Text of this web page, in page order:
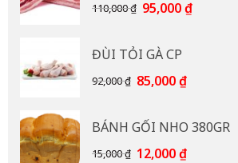
110,000₫ Giá
110,000 ₫.
95,000₫Giá
ĐÙI TỎI GÀ CP
92,000₫ Giá
92,000 ₫.
85,000₫Giá
là:
85,000 ₫.
BÁNH GỐI NHO 380GR
15,000₫ Giá
12,000₫Giá